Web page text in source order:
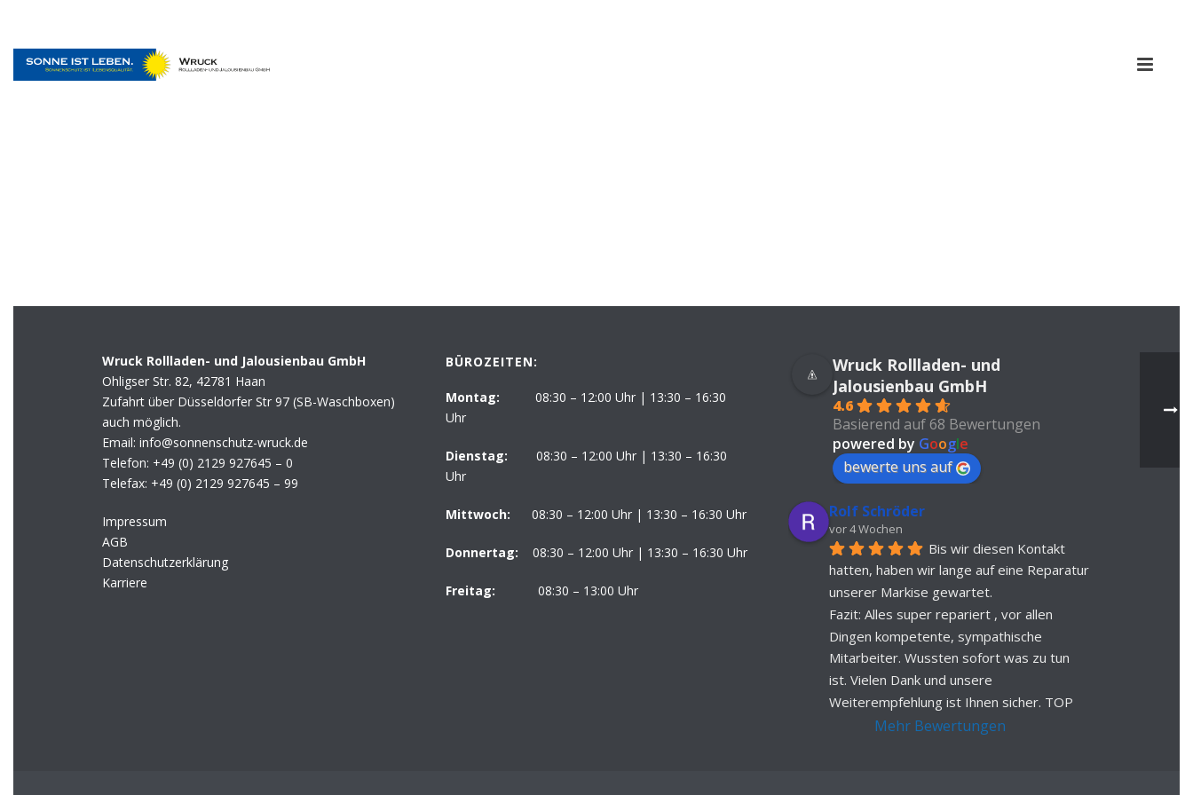
Wruck Rollladen- und Jalousienbau GmbH
Ohligser Str. 82, 42781 Haan
Zufahrt über Düsseldorfer Str 97 (SB-Waschboxen)
auch möglich.
Email: info@sonnenschutz-wruck.de
Telefon: +49 (0) 2129 927645 – 0
Telefax: +49 (0) 2129 927645 – 99
Impressum
AGB
Datenschutzerklärung
Karriere
BÜROZEITEN:
Montag: 08:30 – 12:00 Uhr | 13:30 – 16:30
Uhr
Dienstag: 08:30 – 12:00 Uhr | 13:30 – 16:30
Uhr
Mittwoch: 08:30 – 12:00 Uhr | 13:30 – 16:30 Uhr
Donnertag: 08:30 – 12:00 Uhr | 13:30 – 16:30 Uhr
Freitag: 08:30 – 13:00 Uhr
Wruck Rollladen- und
Jalousienbau GmbH
4.6
Basierend auf 68 Bewertungen
powered by Google
bewerte uns auf
Rolf Schröder
vor 4 Wochen
Bis wir diesen Kontakt
hatten, haben wir lange auf eine Reparatur
unserer Markise gewartet.
Fazit: Alles super repariert , vor allen
Dingen kompetente, sympathische
Mitarbeiter. Wussten sofort was zu tun
ist. Vielen Dank und unsere
Weiterempfehlung ist Ihnen sicher. TOP
Mehr Bewertungen